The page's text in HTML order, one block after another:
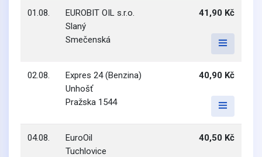
01.08.
EUROBIT OIL s.r.o.
Slaný
Smečenská
41,90 Kč
02.08.
Expres 24 (Benzina)
Unhošť
Pražska 1544
40,90 Kč
04.08.
EuroOil
Tuchlovice
40,50 Kč